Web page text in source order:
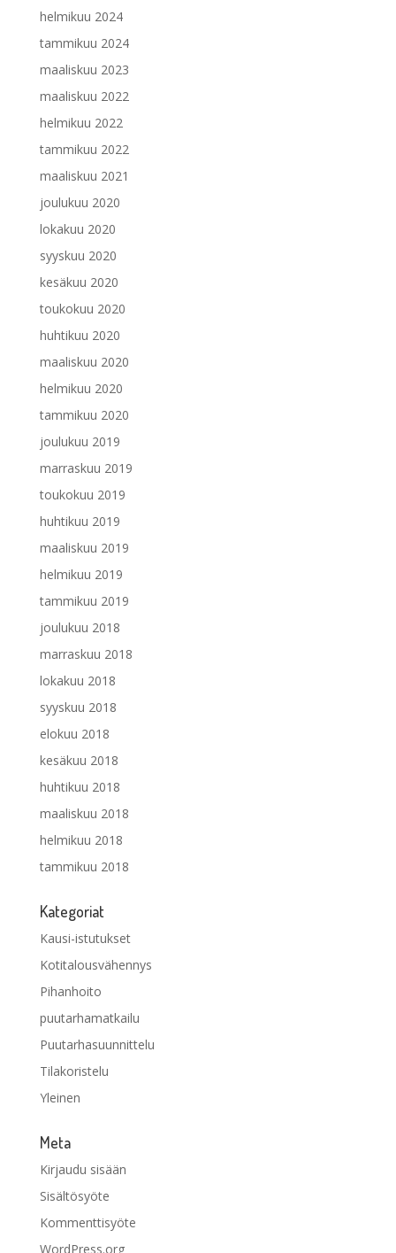
helmikuu 2024
tammikuu 2024
maaliskuu 2023
maaliskuu 2022
helmikuu 2022
tammikuu 2022
maaliskuu 2021
joulukuu 2020
lokakuu 2020
syyskuu 2020
kesäkuu 2020
toukokuu 2020
huhtikuu 2020
maaliskuu 2020
helmikuu 2020
tammikuu 2020
joulukuu 2019
marraskuu 2019
toukokuu 2019
huhtikuu 2019
maaliskuu 2019
helmikuu 2019
tammikuu 2019
joulukuu 2018
marraskuu 2018
lokakuu 2018
syyskuu 2018
elokuu 2018
kesäkuu 2018
huhtikuu 2018
maaliskuu 2018
helmikuu 2018
tammikuu 2018
Kategoriat
Kausi-istutukset
Kotitalousvähennys
Pihanhoito
puutarhamatkailu
Puutarhasuunnittelu
Tilakoristelu
Yleinen
Meta
Kirjaudu sisään
Sisältösyöte
Kommenttisyöte
WordPress.org